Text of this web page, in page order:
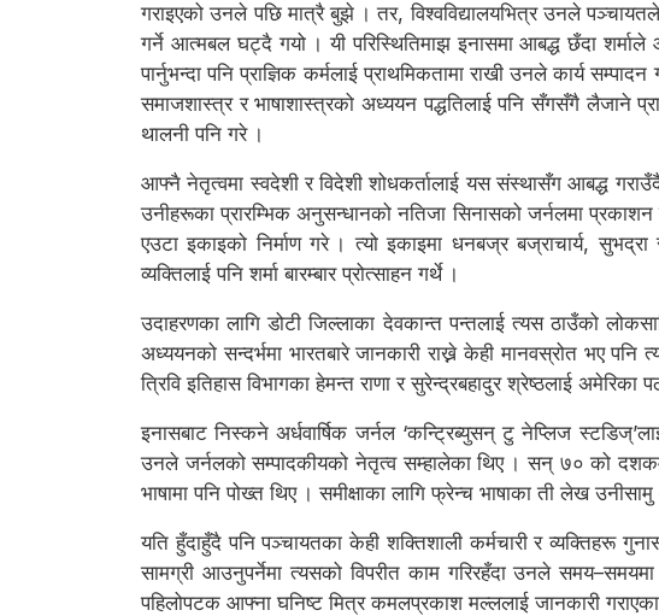
गराइएको उनले पछि मात्रै बुझे । तर, विश्वविद्यालयभित्र उनले
गर्ने आत्मबल घट्दै गयो । यी परिस्थितिमाझ इनासमा आबद्ध छँदा
पार्नुभन्दा पनि प्राज्ञिक कर्मलाई प्राथमिकतामा राखी उनले कार्य
समाजशास्त्र र भाषाशास्त्रको अध्ययन पद्धतिलाई पनि सँगसँगै लैजाने
थालनी पनि गरे ।
आफ्नै नेतृत्वमा स्वदेशी र विदेशी शोधकर्तालाई यस संस्थासँग आबद्ध
उनीहरूका प्रारम्भिक अनुसन्धानको नतिजा सिनासको जर्नलमा
एउटा इकाइको निर्माण गरे । त्यो इकाइमा धनबज्र बज्राचार्य,
व्यक्तिलाई पनि शर्मा बारम्बार प्रोत्साहन गर्थे ।
उदाहरणका लागि डोटी जिल्लाका देवकान्त पन्तलाई त्यस ठाउँको
अध्ययनको सन्दर्भमा भारतबारे जानकारी राख्ने केही मानवस्रोत भए पनि
त्रिवि इतिहास विभागका हेमन्त राणा र सुरेन्द्रबहादुर श्रेष्ठलाई अमेरिका
इनासबाट निस्कने अर्धवार्षिक जर्नल ‘कन्ट्रिब्युसन् टु नेप्लिज
उनले जर्नलको सम्पादकीयको नेतृत्व सम्हालेका थिए । सन् ७० को
भाषामा पनि पोख्त थिए । समीक्षाका लागि फ्रेन्च भाषाका ती लेख
यति हुँदाहुँदै पनि पञ्चायतका केही शक्तिशाली कर्मचारी र व्यक्तिहरू
सामग्री आउनुपर्नेमा त्यसको विपरीत काम गरिरहँदा उनले
पहिलोपटक आफ्ना घनिष्ट मित्र कमलप्रकाश मल्ललाई जानकारी गराएका